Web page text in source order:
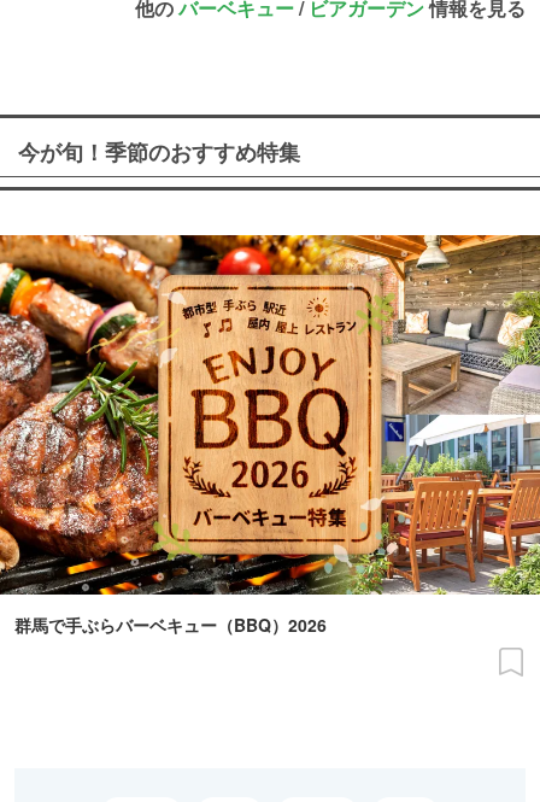
他のバーベキュー/ ビアガーデン情報を見る
今が旬！季節のおすすめ特集
群馬で手ぶらバーベキュー（BBQ）2026